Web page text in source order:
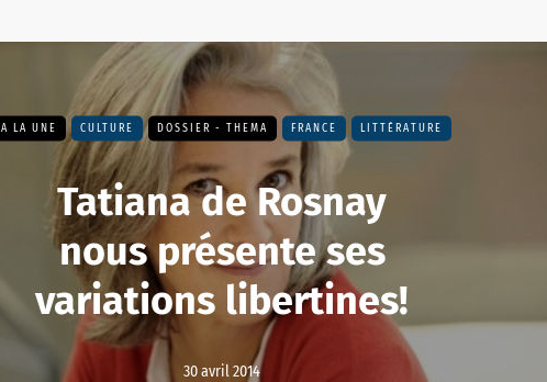
A LA UNE CULTURE DOSSIER - THEMA FRANCE LITTÉRATURE
Tatiana de Rosnay
nous présente ses
variations libertines!
30 avril 2014